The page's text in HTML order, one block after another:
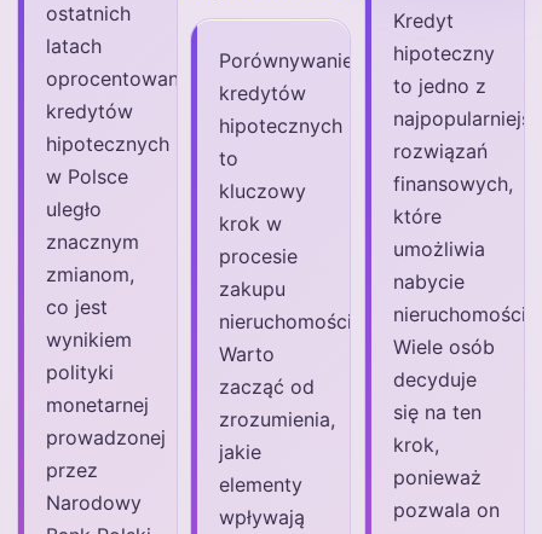
ostatnich
latach
oprocentowanie
kredytów
hipotecznych
w Polsce
uległo
znacznym
zmianom,
co jest
wynikiem
polityki
monetarnej
prowadzonej
przez
Narodowy
Porównywanie
kredytów
hipotecznych
to
kluczowy
krok w
procesie
zakupu
nieruchomości.
Warto
zacząć od
zrozumienia,
jakie
elementy
wpływają
Kredyt
hipoteczny
to jedno z
rozwiązań
finansowych,
które
umożliwia
nabycie
nieruchomości.
Wiele osób
decyduje
się na ten
krok,
ponieważ
pozwala on